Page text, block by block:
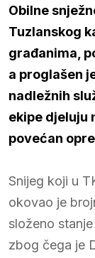
Obilne
Tuzlanskog
građanima,
a proglašen
nadležnih
ekipe djeluju
povećan
Snijeg koji u
okovao je
složeno
zbog čega je